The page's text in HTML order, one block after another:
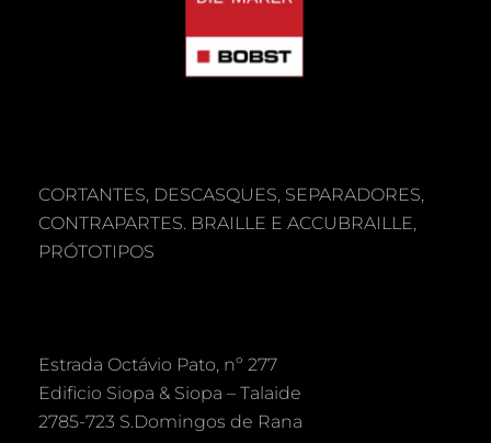
CORTANTES, DESCASQUES, SEPARADORES,
CONTRAPARTES. BRAILLE E ACCUBRAILLE,
PRÓTOTIPOS
Estrada Octávio Pato, nº 277
Edificio Siopa & Siopa – Talaide
2785-723 S.Domingos de Rana